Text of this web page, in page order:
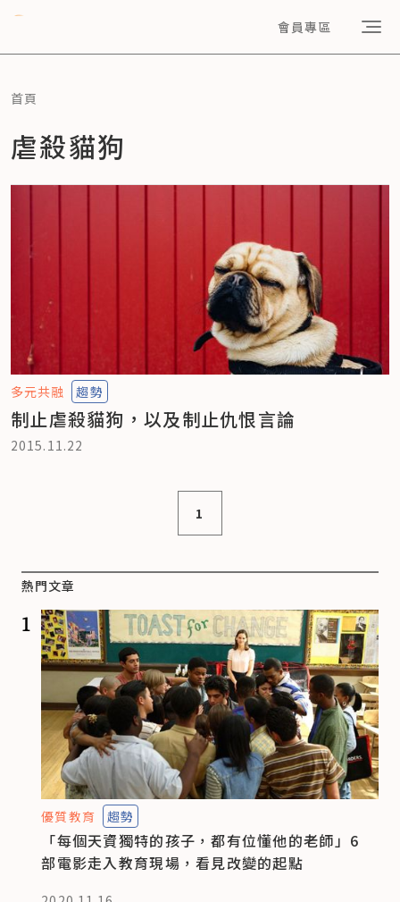
會員專區
首頁
虐殺貓狗
多元共融 趨勢
制止虐殺貓狗，以及制止仇恨言論
2015.11.22
1
熱門文章
1
優質教育 趨勢
「每個天資獨特的孩子，都有位懂他的老師」6
部電影走入教育現場，看見改變的起點